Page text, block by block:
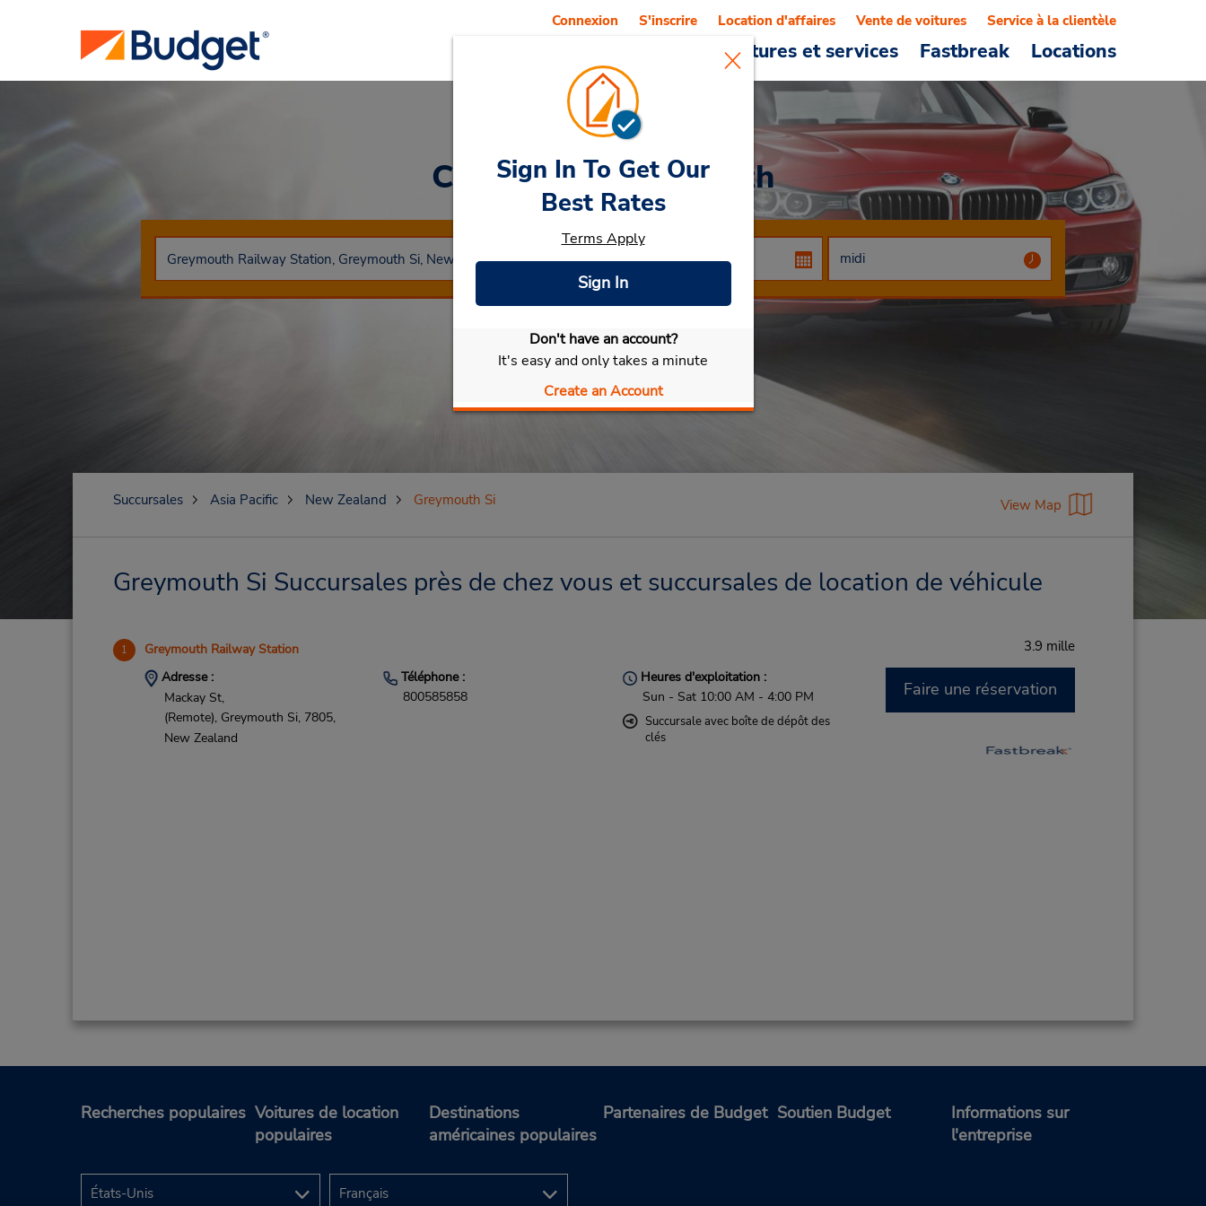
Voitures et services Fastbreak Locations
Connexion S'inscrire Location d'affaires Vente de voitures Service à la clientèle
Car RentalGreymouth
Sélectionner ma voiture
Sign In To Get Our
Best Rates
Terms Apply
Sign In
Don't have an account?
It's easy and only takes a minute
Create an Account
Succursales Asia Pacific New Zealand Greymouth Si View Map
Greymouth Si Succursales près de chez vous et succursales de location de véhicule
1 Greymouth Railway Station 3.9 mille
Adresse :
Mackay St,
(Remote), Greymouth Si, 7805,
New Zealand
Téléphone :
800585858
Heures d'exploitation :
Sun - Sat 10:00 AM - 4:00 PM
Succursale avec boîte de dépôt des
clés
Faire une réservation
Recherches populaires Voitures de location
populaires
Destinations
américaines populaires
Partenaires de Budget Soutien Budget
Informations sur
l'entreprise